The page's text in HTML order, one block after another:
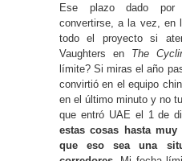
Ese plazo dado por
convertirse, a la vez, en
todo el proyecto si
Vaughters en The
límite? Si miras el año
convirtió en el equipo
en el último minuto y no
que entró UAE el 1 de
estas cosas hasta
que eso sea una